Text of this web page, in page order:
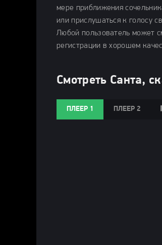
мере приближения
или прислушаться к голосу
Любой пользователь может
регистрации в хорошем
Смотреть Санта,
ПЛЕЕР 1 ПЛЕЕР 2